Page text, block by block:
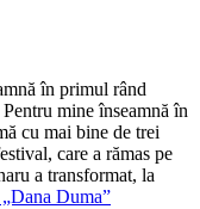
în primul rând
mine înseamnă în
cu mai bine de trei
care a rămas pe
a transformat, la
„Dana Duma”